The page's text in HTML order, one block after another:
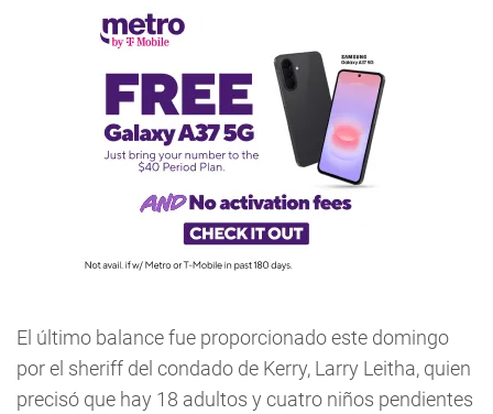
El último balance fue proporcionado este domingo
por el sheriff del condado de Kerry, Larry Leitha, quien
precisó que hay 18 adultos y cuatro niños pendientes